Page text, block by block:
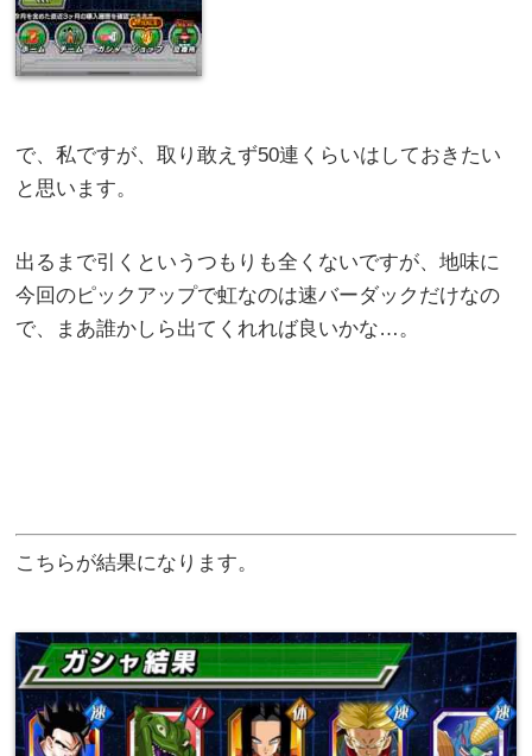
で、私ですが、取り敢えず50連くらいはしておきたい
と思います。
出るまで引くというつもりも全くないですが、地味に
今回のピックアップで虹なのは速バーダックだけなの
で、まあ誰かしら出てくれれば良いかな…。
こちらが結果になります。